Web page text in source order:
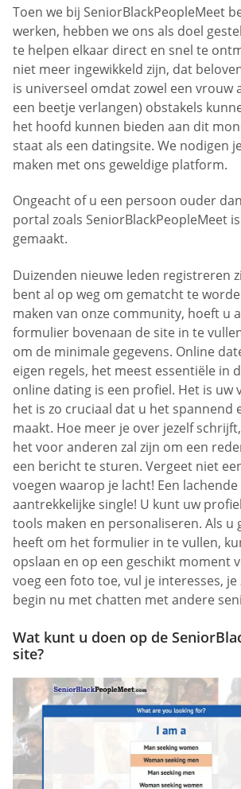
Toen we bij SeniorBlackPeopleMeet
werken, hebben we ons als doel
te helpen elkaar direct en snel te
niet meer ingewikkeld zijn, dat
is universeel omdat zowel een vrouw
een beetje verlangen) obstakels
het hoofd kunnen bieden aan dit
staat als een datingsite. We nodigen
maken met ons geweldige platform.
Ongeacht of u een persoon ouder
portal zoals SeniorBlackPeopleMeet
gemaakt.
Duizenden nieuwe leden registreren
bent al op weg om gematcht te
maken van onze community, hoeft u
formulier bovenaan de site in te
om de minimale gegevens. Online
eigen regels, het meest essentiële in
online dating is een profiel. Het is uw
het is zo cruciaal dat u het spannend
maakt. Hoe meer je over jezelf
het voor anderen zal zijn om een
een bericht te sturen. Vergeet niet
voegen waarop je lacht! Een
aantrekkelijke single! U kunt uw
tools maken en personaliseren. Als u
heeft om het formulier in te vullen,
opslaan en op een geschikt moment
voeg een foto toe, vul je interesses,
begin nu met chatten met andere
Wat kunt u doen op de
site?